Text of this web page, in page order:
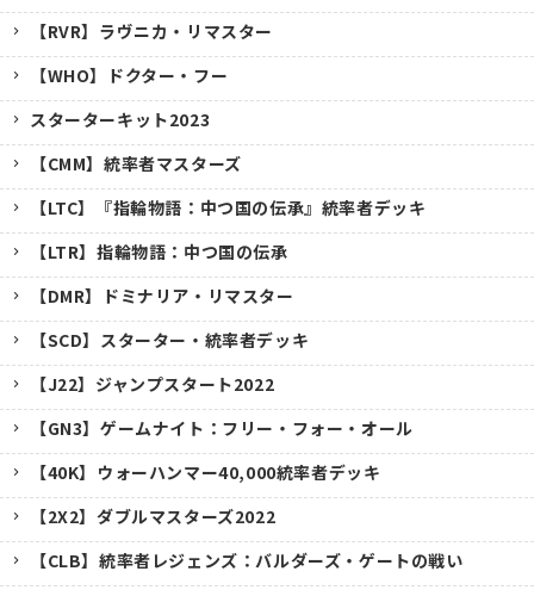
【RVR】ラヴニカ・リマスター
【WHO】ドクター・フー
スターターキット2023
【CMM】統率者マスターズ
【LTC】『指輪物語：中つ国の伝承』統率者デッキ
【LTR】指輪物語：中つ国の伝承
【DMR】ドミナリア・リマスター
【SCD】スターター・統率者デッキ
【J22】ジャンプスタート2022
【GN3】ゲームナイト：フリー・フォー・オール
【40K】ウォーハンマー40,000統率者デッキ
【2X2】ダブルマスターズ2022
【CLB】統率者レジェンズ：バルダーズ・ゲートの戦い